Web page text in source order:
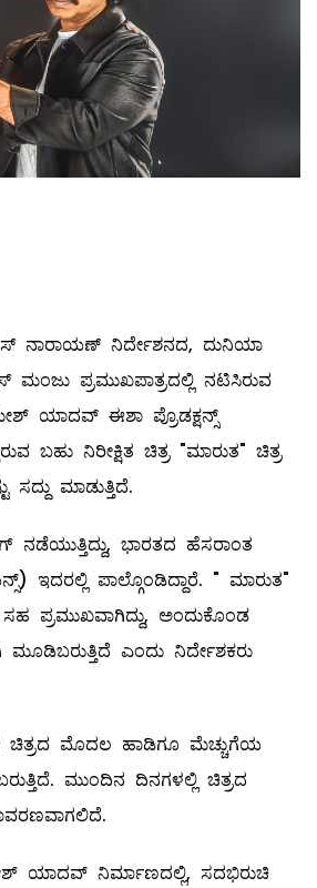
ನಾರಾಯಣ್ ನಿರ್ದೇಶನದ, ದುನಿಯಾ
ಪ್ರಮುಖಪಾತ್ರದಲ್ಲಿ ನಟಿಸಿರುವ
ಯಾದವ್ ಈಶಾ ಪ್ರೊಡಕ್ಷನ್ಸ್
ಬಹು ನಿರೀಕ್ಷಿತ ಚಿತ್ರ "ಮಾರುತ" ಚಿತ್ರ
ಮಾಡುತ್ತಿದೆ.
ನಡೆಯುತ್ತಿದ್ದು, ಭಾರತದ ಹೆಸರಾಂತ
ಇದರಲ್ಲಿ ಪಾಲ್ಗೊಂಡಿದ್ದಾರೆ. " ಮಾರುತ"
ಸಹ ಪ್ರಮುಖವಾಗಿದ್ದು, ಅಂದುಕೊಂಡ
ಎಂದು ನಿರ್ದೇಶಕರು
ಚಿತ್ರದ ಮೊದಲ ಹಾಡಿಗೂ ಮೆಚ್ಚುಗೆಯ
ಮುಂದಿನ ದಿನಗಳಲ್ಲಿ ಚಿತ್ರದ
ಯಾದವ್ ನಿರ್ಮಾಣದಲ್ಲಿ, ಸದಭಿರುಚಿ